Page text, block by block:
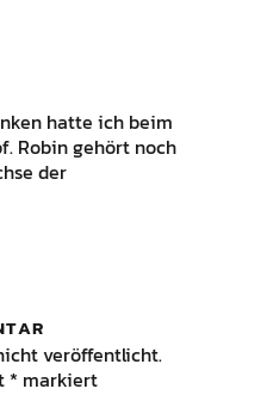
hatte ich beim
Robin gehört noch
der
veröffentlicht.
* markiert